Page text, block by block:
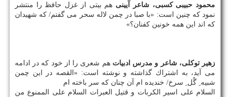
محمود حبیبی كسبی، شاعر آیینی هم بیتی از غزل حافظ را منتشر
نمود كه چنین است: «با صبا در چمن لاله سحر می گفتم/ كه شهیدان
كه اند این همه خونین كفنان؟»
زهیر توكلی، شاعر و مدرس ادبیات هم شعری را از خود كه در ادامه
می آید، به اشتراك گذاشته و نوشته است: «القصه در این چمن
شبیه ِ گُل ِ سرخ/ خندیده ام آن چنان كه سر باخته ام
السلام علی اسیر الكربات و قتیل العبرات السلام علی الممنوع من